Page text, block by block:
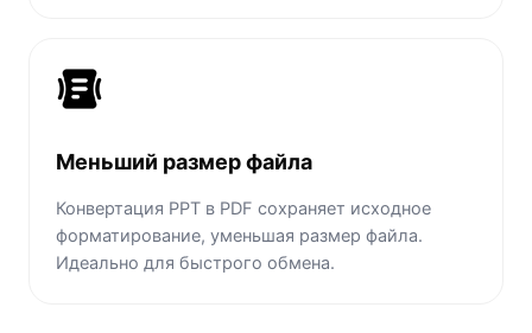
Меньший размер файла
Конвертация PPT в PDF сохраняет исходное
форматирование, уменьшая размер файла.
Идеально для быстрого обмена.